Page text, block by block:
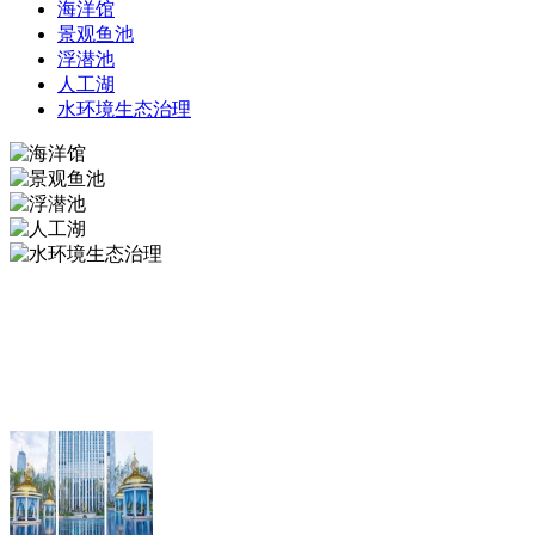
海洋馆
景观鱼池
浮潜池
人工湖
水环境生态治理